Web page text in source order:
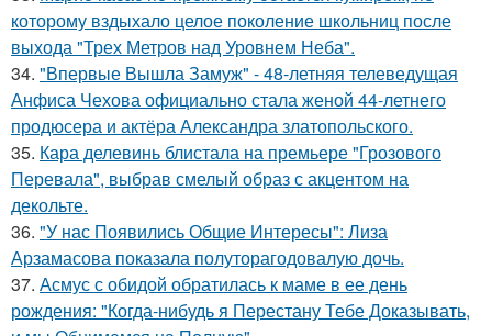
которому вздыхало целое поколение школьниц после
выхода "Трех Метров над Уровнем Неба".
34. "Впервые Вышла Замуж" - 48-летняя телеведущая
Анфиса Чехова официально стала женой 44-летнего
продюсера и актёра Александра златопольского.
35. Кара делевинь блистала на премьере "Грозового
Перевала", выбрав смелый образ с акцентом на
декольте.
36. "У нас Появились Общие Интересы": Лиза
Арзамасова показала полуторагодовалую дочь.
37. Асмус с обидой обратилась к маме в ее день
рождения: "Когда-нибудь я Перестану Тебе Доказывать,